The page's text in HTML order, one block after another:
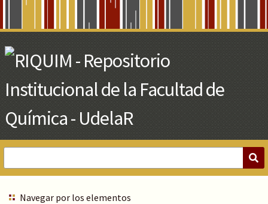
Main
Content
Navegar por los elementos